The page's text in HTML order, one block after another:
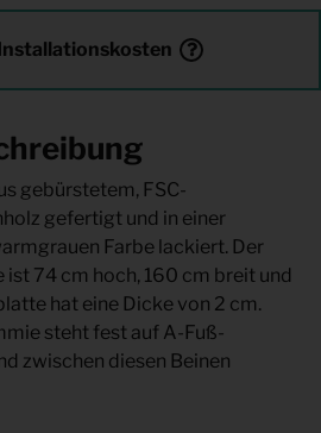
gebürstetem, FSC-
gefertigt und in einer
Farbe lackiert. Der
74 cm hoch, 160 cm breit und
hat eine Dicke von 2 cm.
steht fest auf A-Fuß-
zwischen diesen Beinen